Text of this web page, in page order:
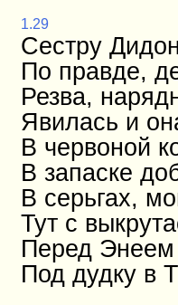
1.29
Сестру
По правде,
Резва,
Явилась и
В червоной
В запаске
В серьгах,
Тут с
Перед Энеем
Под дудку в